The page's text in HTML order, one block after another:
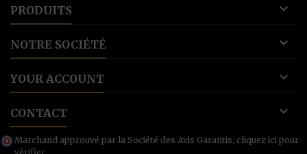
PRODUITS 
NOTRE SOCIÉTÉ 
YOUR ACCOUNT 
CONTACT 
Marchand approuvé par la Société des Avis Garantis, cliquez ici pour